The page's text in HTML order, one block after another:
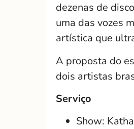
dezenas de
uma das vozes
artística que
A proposta do
dois artistas
Serviço
Show: